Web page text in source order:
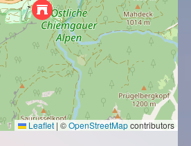
Leaflet | ©OpenStreetMapcontributors